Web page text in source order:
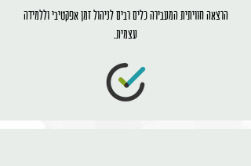
הרצאה חוויתית המעבירה כלים רבים לניהול זמן אפקטיבי וללמידה
עצמית.